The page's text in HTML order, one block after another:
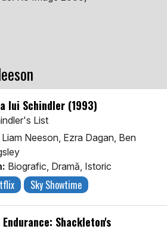
lui Schindler (1993)
List
Liam Neeson, Ezra Dagan, Ben
Biografic, Dramă, Istoric
Sky Showtime
Endurance: Shackleton's